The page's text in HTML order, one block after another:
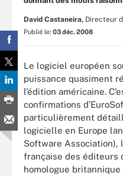
David Castaneira, Directeur
Publié le: 03 déc. 2008
Le logiciel européen
puissance quasiment
l’édition américaine.
confirmations
particulièrement
logicielle en Europe
Software Association),
française des éditeurs
homologue britannique